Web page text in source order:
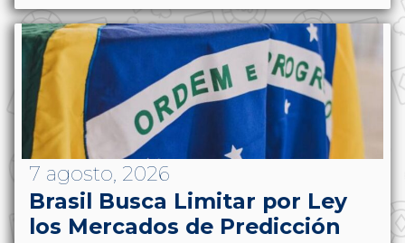
7 agosto, 2026
Brasil Busca Limitar por Ley
los Mercados de Predicción